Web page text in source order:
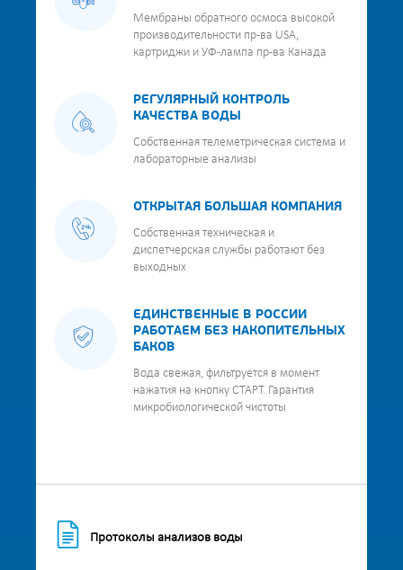
Мембраны обратного осмоса высокой
производительности пр-ва USA,
картриджи и УФ-лампа пр-ва Канада
РЕГУЛЯРНЫЙ КОНТРОЛЬ
КАЧЕСТВА ВОДЫ
Собственная телеметрическая система и
лабораторные анализы
ОТКРЫТАЯ БОЛЬШАЯ КОМПАНИЯ
Собственная техническая и
диспетчерская службы работают без
выходных
ЕДИНСТВЕННЫЕ В РОССИИ
РАБОТАЕМ БЕЗ НАКОПИТЕЛЬНЫХ
БАКОВ
Вода свежая, фильтруется в момент
нажатия на кнопку СТАРТ. Гарантия
микробиологической чистоты
Протоколы анализов воды